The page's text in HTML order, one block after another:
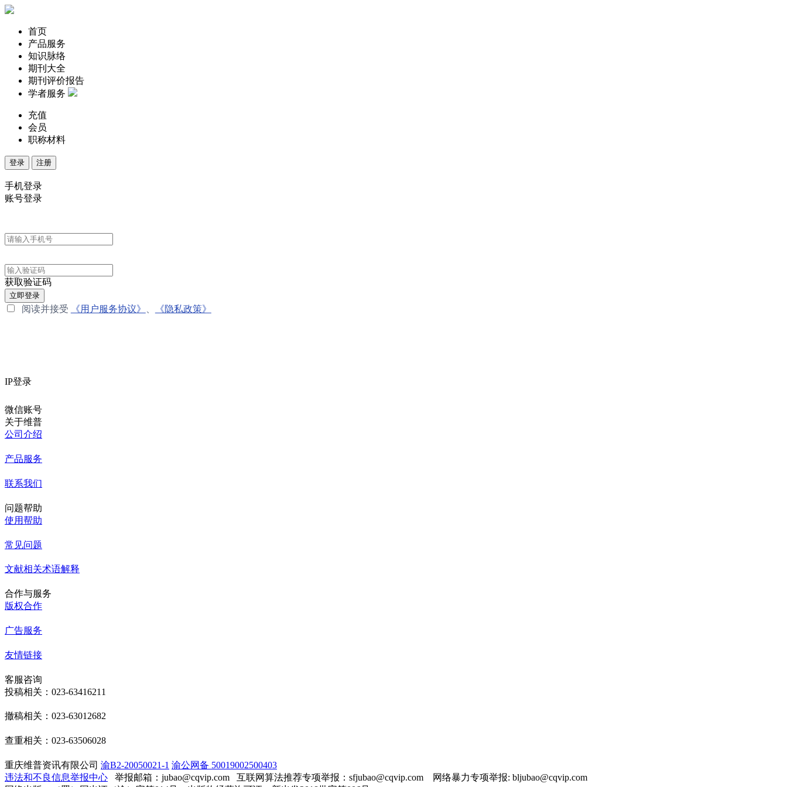
首页
产品服务
知识脉络
期刊大全
期刊评价报告
学者服务
充值
会员
职称材料
登录 注册
手机登录
账号登录
获取验证码
立即登录
阅读并接受 《用户服务协议》 《隐私政策》
IP登录
微信账号
关于维普
公司介绍
产品服务
联系我们
问题帮助
使用帮助
常见问题
文献相关术语解释
合作与服务
版权合作
广告服务
友情链接
客服咨询
投稿相关：023-63416211
撤稿相关：023-63012682
查重相关：023-63506028
重庆维普资讯有限公司 渝B2-20050021-1 渝公网备 50019002500403
违法和不良信息举报中心 举报邮箱：jubao@cqvip.com 互联网算法推荐专项举报：sfjubao@cqvip.com 网络暴力专项举报: bljubao@cqvip.com